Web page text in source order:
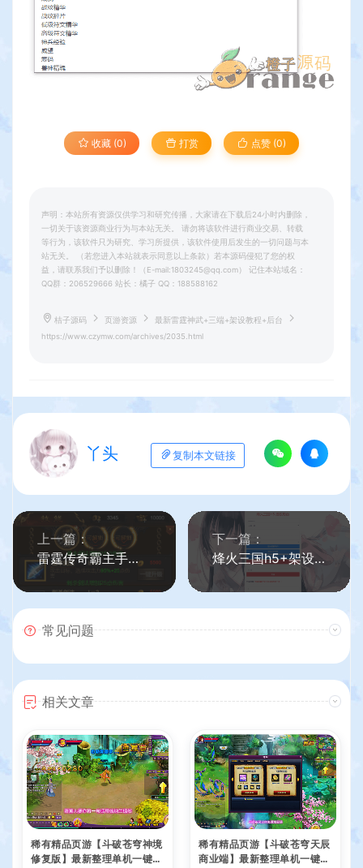
收藏 (0) 打赏 点赞 (0)
声明：本站所有资源仅供学习和研究传播，大家请在下载后24小时内删除，
一切关于该资源商业行为与本站无关。 请勿将该软件进行商业交易、转载
等行为，该软件只为研究、学习所提供，该软件使用后发生的一切问题与本
站无关。 （若您进入本站就表示同意以上条款）若本源码侵犯了您的权
益，请联系我们予以删除！（E-mail:1803245@qq.com） 记住本站域名：
QQ群：206529666 站长：橘子 QQ：188588162
桔子源码 页游资源
最新雷霆神武+三端+架设教程+后台
https://www.czymw.com/archives/2035.html
丫头 复制本文链接
上一篇：
雷霆传奇霸主手工端+架设教程+视频教程
下一篇：
烽火三国h5+架设教程+一键配置
常见问题
相关文章
稀有精品页游【斗破苍穹神境
修复版】最新整理单机一键即
稀有精品页游【斗破苍穹天辰
商业端】最新整理单机一键即